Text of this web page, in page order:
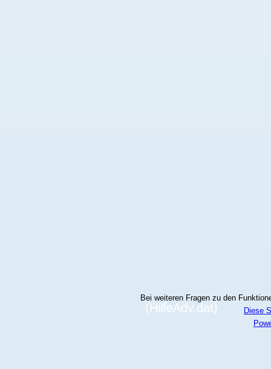
(HilfeAdv.dat)
Bei weiteren Fragen zu den
Diese